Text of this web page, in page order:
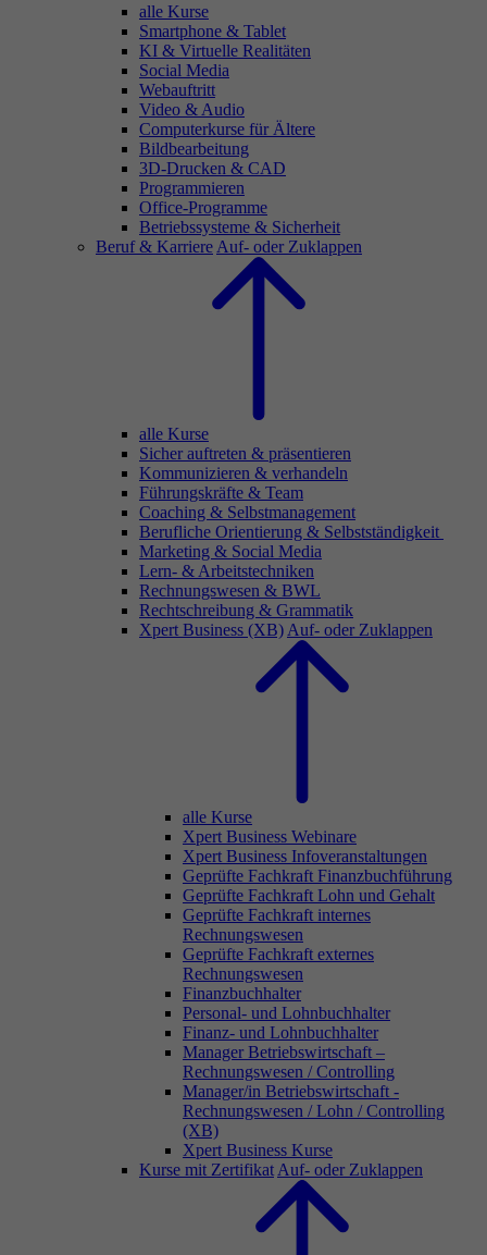
alle Kurse
Smartphone & Tablet
KI & Virtuelle Realitäten
Social Media
Webauftritt
Video & Audio
Computerkurse für Ältere
Bildbearbeitung
3D-Drucken & CAD
Programmieren
Office-Programme
Betriebssysteme & Sicherheit
Beruf & Karriere Auf- oder Zuklappen
alle Kurse
Sicher auftreten & präsentieren
Kommunizieren & verhandeln
Führungskräfte & Team
Coaching & Selbstmanagement
Berufliche Orientierung & Selbstständigkeit
Marketing & Social Media
Lern- & Arbeitstechniken
Rechnungswesen & BWL
Rechtschreibung & Grammatik
Xpert Business (XB) Auf- oder Zuklappen
alle Kurse
Xpert Business Webinare
Xpert Business Infoveranstaltungen
Geprüfte Fachkraft Finanzbuchführung
Geprüfte Fachkraft Lohn und Gehalt
Geprüfte Fachkraft internes
Rechnungswesen
Geprüfte Fachkraft externes
Rechnungswesen
Finanzbuchhalter
Personal- und Lohnbuchhalter
Finanz- und Lohnbuchhalter
Manager Betriebswirtschaft –
Rechnungswesen / Controlling
Manager/in Betriebswirtschaft -
Rechnungswesen / Lohn / Controlling
(XB)
Xpert Business Kurse
Kurse mit Zertifikat Auf- oder Zuklappen